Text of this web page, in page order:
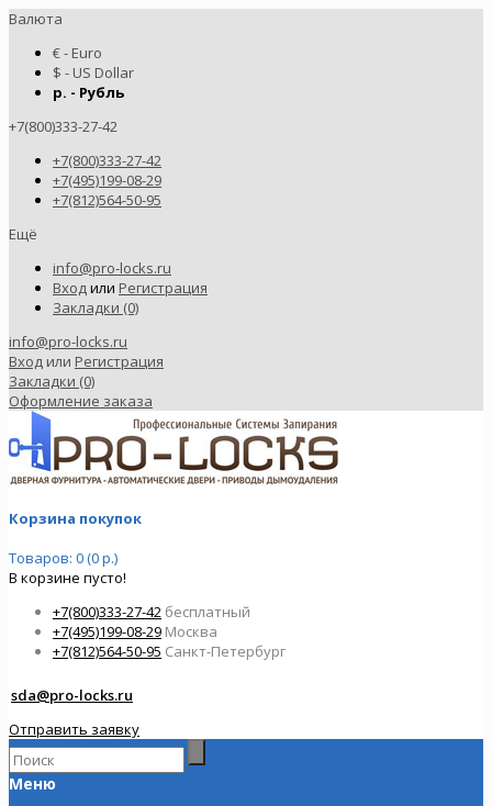
Валюта
€ - Euro
$ - US Dollar
р. - Рубль
+7(800)333-27-42
+7(800)333-27-42
+7(495)199-08-29
+7(812)564-50-95
Ещё
info@pro-locks.ru
Входили Регистрация
Закладки (0)
info@pro-locks.ru
Вход или Регистрация
Закладки (0)
Оформление заказа
Корзина покупок
Товаров: 0 (0 р.)
В корзине пусто!
+7(800)333-27-42 бесплатный
+7(495)199-08-29 Москва
+7(812)564-50-95 Санкт-Петербург
sda@pro-locks.ru
Отправить заявку
Меню